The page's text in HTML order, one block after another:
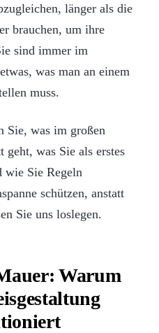
länger als die
brauchen, um ihre
sind immer im
was man an einem
muss.
Sie, was im großen
geht, was Sie als erstes
wie Sie Regeln
schützen, anstatt
Sie uns loslegen.
Warum